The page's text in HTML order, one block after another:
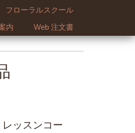
フローラルスクール
内 Web 注文書
ッスンコー